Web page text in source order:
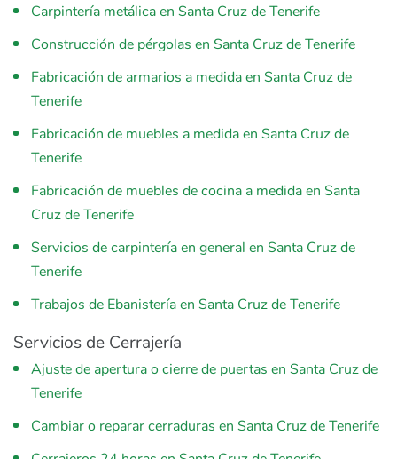
Carpintería metálica en Santa Cruz de Tenerife
Construcción de pérgolas en Santa Cruz de Tenerife
Fabricación de armarios a medida en Santa Cruz de
Tenerife
Fabricación de muebles a medida en Santa Cruz de
Tenerife
Fabricación de muebles de cocina a medida en Santa
Cruz de Tenerife
Servicios de carpintería en general en Santa Cruz de
Tenerife
Trabajos de Ebanistería en Santa Cruz de Tenerife
Servicios de Cerrajería
Ajuste de apertura o cierre de puertas en Santa Cruz de
Tenerife
Cambiar o reparar cerraduras en Santa Cruz de Tenerife